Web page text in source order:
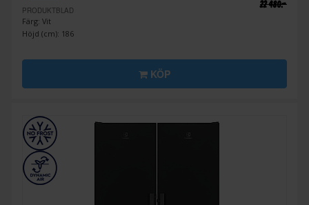
PRODUKTBLAD
Färg: Vit
Höjd (cm): 186
22 480:-
KÖP